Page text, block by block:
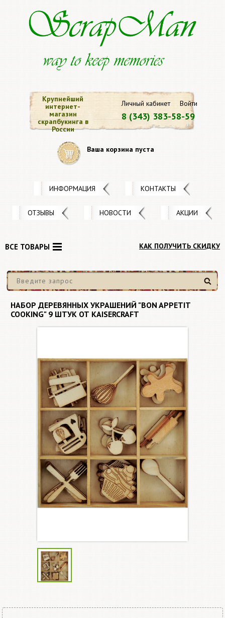
Личный кабинет Войти
8 (343) 383-58-59
Крупнейший
интернет-
магазин
скрапбукинга в
России
Ваша корзина пуста
ИНФОРМАЦИЯ КОНТАКТЫ
ОТЗЫВЫ НОВОСТИ АКЦИИ
КАК ПОЛУЧИТЬ СКИДКУ
Найти
ВСЕ ТОВАРЫ
НАБОР ДЕРЕВЯННЫХ УКРАШЕНИЙ "BON APPETIT
COOKING" 9 ШТУК ОТ KAISERCRAFT